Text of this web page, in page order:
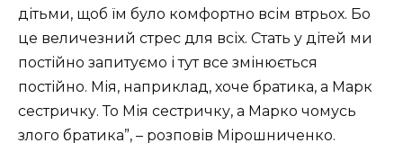
дітьми, щоб їм було комфортно всім втрьох. Бо
це величезний стрес для всіх. Стать у дітей ми
постійно запитуємо і тут все змінюється
постійно. Мія, наприклад, хоче братика, а Марк
сестричку. То Мія сестричку, а Марко чомусь
злого братика”, – розповів Мірошниченко.